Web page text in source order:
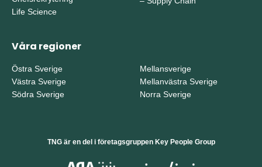
Life Science
Våra regioner
Östra Sverige
Västra Sverige
Södra Sverige
Mellansverige
Mellanvästra Sverige
Norra Sverige
TNG är en del i företagsgruppen Key People Group